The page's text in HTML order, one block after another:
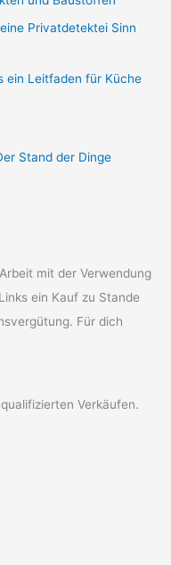
Privatdetektei Sinn
ein Leitfaden für Küche
Stand der Dinge
mit der Verwendung
ein Kauf zu Stande
Für dich
Verkäufen.